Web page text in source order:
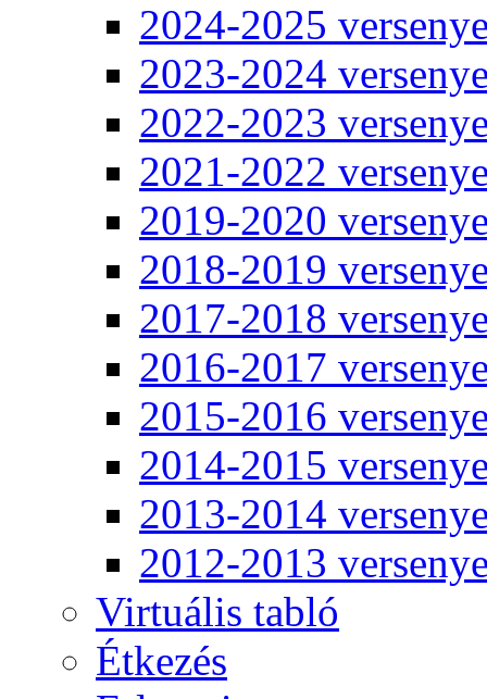
2024-2025
2023-2024
2022-2023
2021-2022
2019-2020
2018-2019
2017-2018
2016-2017
2015-2016
2014-2015
2013-2014
2012-2013
Virtuális tabló
Étkezés